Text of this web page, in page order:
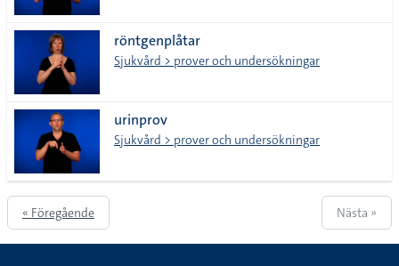
röntgenplåtar
Sjukvård > prover och undersökningar
urinprov
Sjukvård > prover och undersökningar
« Föregående Nästa »